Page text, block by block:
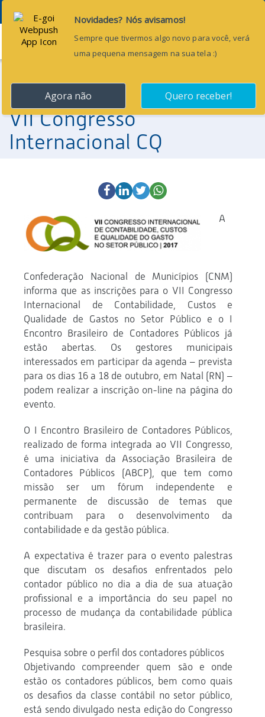
Menu
Abertas inscrições para o
VII Congresso
Internacional CQ
A
Confederação Nacional de Municípios (CNM)
informa que as inscrições para o VII Congresso
Internacional de Contabilidade, Custos e
Qualidade de Gastos no Setor Público e o I
Encontro Brasileiro de Contadores Públicos já
estão abertas. Os gestores municipais
interessados em participar da agenda – prevista
para os dias 16 a 18 de outubro, em Natal (RN) –
podem realizar a inscrição on-line na página do
evento.
O I Encontro Brasileiro de Contadores Públicos,
realizado de forma integrada ao VII Congresso,
é uma iniciativa da Associação Brasileira de
Contadores Públicos (ABCP), que tem como
missão ser um fórum independente e
permanente de discussão de temas que
contribuam para o desenvolvimento da
contabilidade e da gestão pública.
A expectativa é trazer para o evento palestras
que discutam os desafios enfrentados pelo
contador público no dia a dia de sua atuação
profissional e a importância do seu papel no
processo de mudança da contabilidade pública
brasileira.
Pesquisa sobre o perfil dos contadores públicos
Objetivando compreender quem são e onde
estão os contadores públicos, bem como quais
os desafios da classe contábil no setor público,
está sendo divulgado nesta edição do Congresso